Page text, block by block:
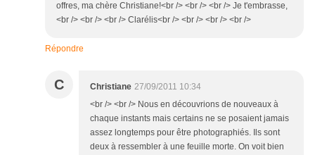
offres, ma chère Christiane!<br /> <br /> <br /> Je t'embrasse,
<br /> <br /> <br /> Clarélis<br /> <br /> <br /> <br />
Répondre
C Christiane 27/09/2011 10:34
<br /> <br /> Nous en découvrions de nouveaux à
chaque instants mais certains ne se posaient jamais
assez longtemps pour être photographiés. Ils sont
deux à ressembler à une feuille morte. On voit bien